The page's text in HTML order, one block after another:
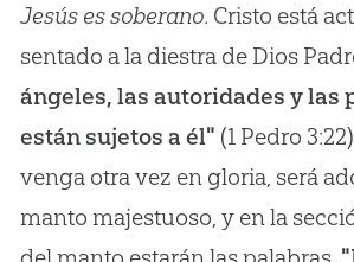
Jesús es soberano. Cristo está
sentado a la diestra de Dios
ángeles, las autoridades y las
están sujetos a él" (1 Pedro
venga otra vez en gloria, será
manto majestuoso, y en la